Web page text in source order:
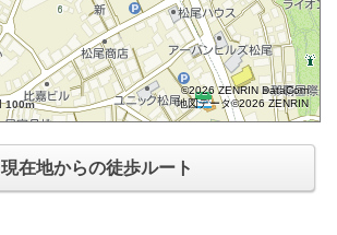
100m
©2026 ZENRIN DataCom
地図データ©2026 ZENRIN
現在地からの徒歩ルート